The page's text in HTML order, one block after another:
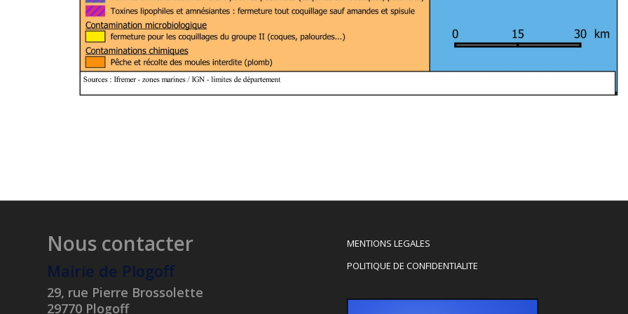
Nous contacter
Mairie de Plogoff
29, rue Pierre Brossolette
29770 Plogoff
MENTIONS LEGALES
POLITIQUE DE CONFIDENTIALITE